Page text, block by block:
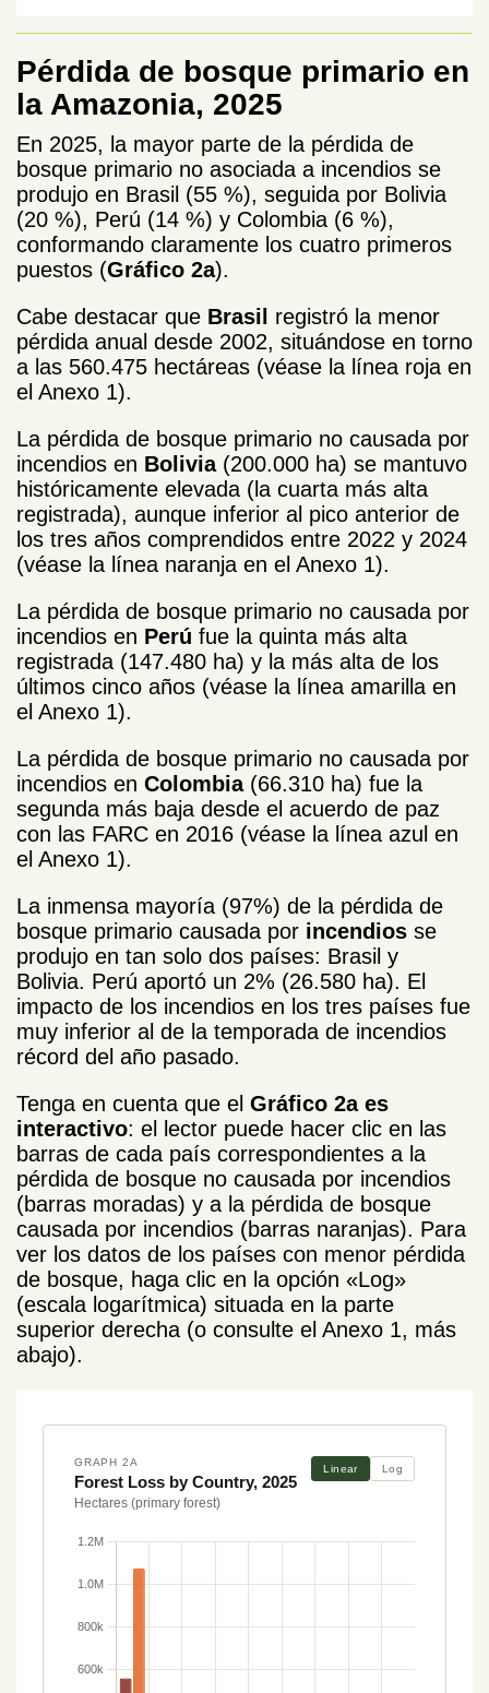
Pérdida de bosque primario en
la Amazonia, 2025
En 2025, la mayor parte de la pérdida de
bosque primario no asociada a incendios se
produjo en Brasil (55 %), seguida por Bolivia
(20 %), Perú (14 %) y Colombia (6 %),
conformando claramente los cuatro primeros
puestos (Gráfico 2a).
Cabe destacar que Brasil registró la menor
pérdida anual desde 2002, situándose en torno
a las 560.475 hectáreas (véase la línea roja en
el Anexo 1).
La pérdida de bosque primario no causada por
incendios en Bolivia(200.000 ha) se mantuvo
históricamente elevada (la cuarta más alta
registrada), aunque inferior al pico anterior de
los tres años comprendidos entre 2022 y 2024
(véase la línea naranja en el Anexo 1).
La pérdida de bosque primario no causada por
incendios en Perú fue la quinta más alta
registrada (147.480 ha) y la más alta de los
últimos cinco años (véase la línea amarilla en
el Anexo 1).
La pérdida de bosque primario no causada por
incendios en Colombia(66.310 ha) fue la
segunda más baja desde el acuerdo de paz
con las FARC en 2016 (véase la línea azul en
el Anexo 1).
La inmensa mayoría (97%) de la pérdida de
bosque primario causada por incendios se
produjo en tan solo dos países: Brasil y
Bolivia. Perú aportó un 2% (26.580 ha). El
impacto de los incendios en los tres países fue
muy inferior al de la temporada de incendios
récord del año pasado.
Tenga en cuenta que el Gráfico 2a es
interactivo: el lector puede hacer clic en las
barras de cada país correspondientes a la
pérdida de bosque no causada por incendios
(barras moradas) y a la pérdida de bosque
causada por incendios (barras naranjas). Para
ver los datos de los países con menor pérdida
de bosque, haga clic en la opción «Log»
(escala logarítmica) situada en la parte
superior derecha (o consulte el Anexo 1, más
abajo).